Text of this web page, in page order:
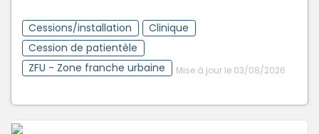
Cessions/installation
Clinique
Cession de patientèle
ZFU - Zone franche urbaine
Mise à jour le 03/08/2026